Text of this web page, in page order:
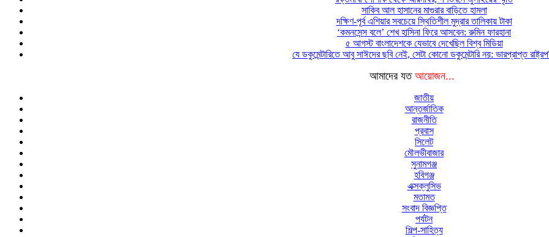
সাকিব আল হাসানের মাগুরার বাড়িতে হামলা
দক্ষিণ-পূর্ব এশিয়ার সবচেয়ে স্থিতিশীল মুদ্রার তালিকায় টাকা
‘কমনসেন্স বলে’ শেখ হাসিনা ফিরে আসবেন: রুমিন ফারহানা
৫ আগস্ট বাংলাদেশকে যেভাবে দেখেছিল বিশ্ব মিডিয়া
যে ডকুমেন্টারিতে আবু সাঈদের ছবি নেই, সেটা কোনো ডকুমেন্টারি নয়: ভারপ্রাপ্ত
আমাদের যত আয়োজন...
জাতীয়
আন্তর্জাতিক
রাজনীতি
প্রবাস
সিলেট
মৌলভীবাজার
সুনামগঞ্জ
হবিগঞ্জ
এক্সক্লুসিভ
মতামত
সংবাদ বিজ্ঞপ্তি
পর্যটন
শিল্প-সাহিত্য